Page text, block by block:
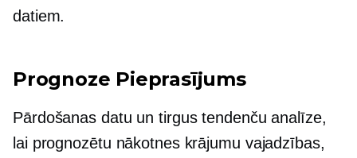
datiem.
Prognoze Pieprasījums
Pārdošanas datu un tirgus tendenču analīze,
lai prognozētu nākotnes krājumu vajadzības,